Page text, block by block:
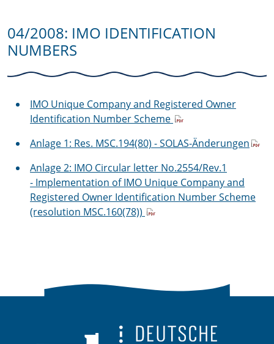
04/2008: IMO IDENTIFICATION
NUMBERS
IMO Unique Company and Registered Owner
Identification Number Scheme
Anlage 1: Res. MSC.194(80) - SOLAS-Änderungen
Anlage 2: IMO Circular letter No.2554/Rev.1
- Implementation of IMO Unique Company and
Registered Owner Identification Number Scheme
(resolution MSC.160(78))